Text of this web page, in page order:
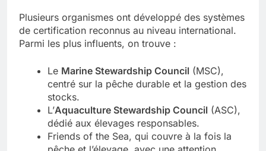
Plusieurs organismes ont développé des systèmes
de certification reconnus au niveau international.
Parmi les plus influents, on trouve :
Le Marine Stewardship Council (MSC),
centré sur la pêche durable et la gestion des
stocks.
L’Aquaculture Stewardship Council (ASC),
dédié aux élevages responsables.
Friends of the Sea, qui couvre à la fois la